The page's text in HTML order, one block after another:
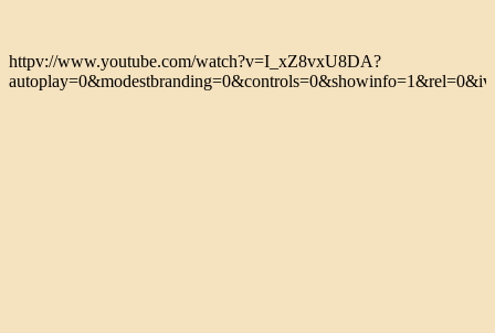
httpv://www.youtube.com/watch?v=I_xZ8vxU8DA?